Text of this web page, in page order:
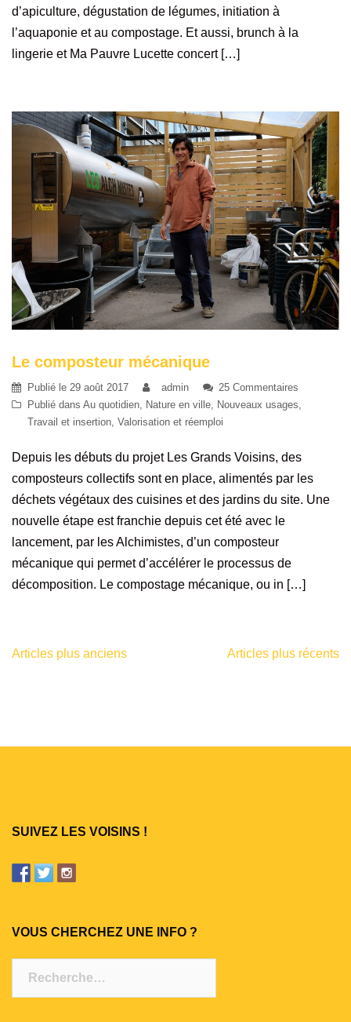
d’apiculture, dégustation de légumes, initiation à
l’aquaponie et au compostage. Et aussi, brunch à la
lingerie et Ma Pauvre Lucette concert […]
Le composteur mécanique
Publié le 29 août 2017 admin
25 Commentaires
Publié dans Au quotidien, Nature en ville, Nouveaux usages,
Travail et insertion, Valorisation et réemploi
Depuis les débuts du projet Les Grands Voisins, des
composteurs collectifs sont en place, alimentés par les
déchets végétaux des cuisines et des jardins du site. Une
nouvelle étape est franchie depuis cet été avec le
lancement, par les Alchimistes, d’un composteur
mécanique qui permet d’accélérer le processus de
décomposition. Le compostage mécanique, ou in […]
Navigation
Articles plus anciens Articles plus récents
SUIVEZ LES VOISINS !
VOUS CHERCHEZ UNE INFO ?
Rechercher :